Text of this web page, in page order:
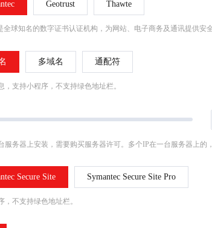
Geotrust Thawte
全球知名的数字证书认证机构，为网站、电子商务及通讯提供
多域名 通配符
，支持小程序，不支持绿色地址栏。
服务器上安装，需要购买服务器许可。多个IP在一台服务器上
Secure Site Symantec Secure Site Pro
，不支持绿色地址栏。